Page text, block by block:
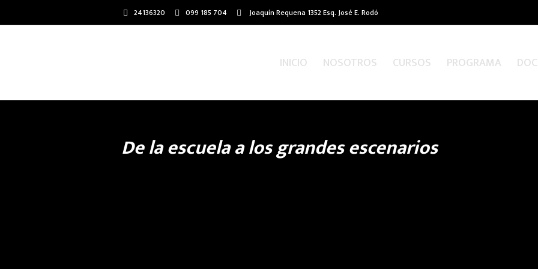
24136320 099 185 704 Joaquín Requena 1352 Esq. José E. Rodó
INICIO NOSOTROS CURSOS PROGRAMA
De la escuela a los grandes escenarios